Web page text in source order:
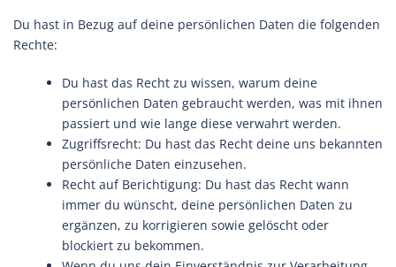
Du hast in Bezug auf deine persönlichen Daten die folgenden
Rechte:
Du hast das Recht zu wissen, warum deine
persönlichen Daten gebraucht werden, was mit ihnen
passiert und wie lange diese verwahrt werden.
Zugriffsrecht: Du hast das Recht deine uns bekannten
persönliche Daten einzusehen.
Recht auf Berichtigung: Du hast das Recht wann
immer du wünscht, deine persönlichen Daten zu
ergänzen, zu korrigieren sowie gelöscht oder
blockiert zu bekommen.